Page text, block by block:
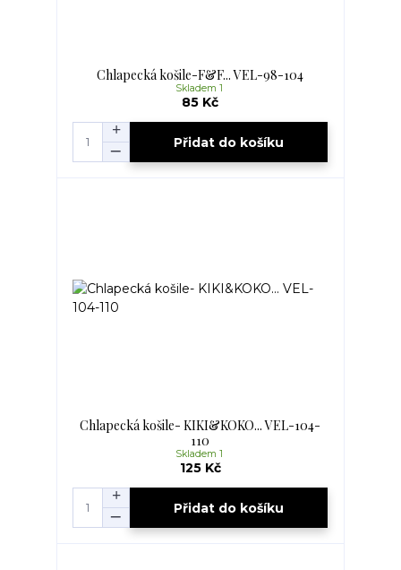
Chlapecká košile-F&F... VEL-98-104
85 Kč
Skladem 1
Přidat do košíku
Chlapecká košile- KIKI&KOKO... VEL-104-
110
125 Kč
Skladem 1
Přidat do košíku